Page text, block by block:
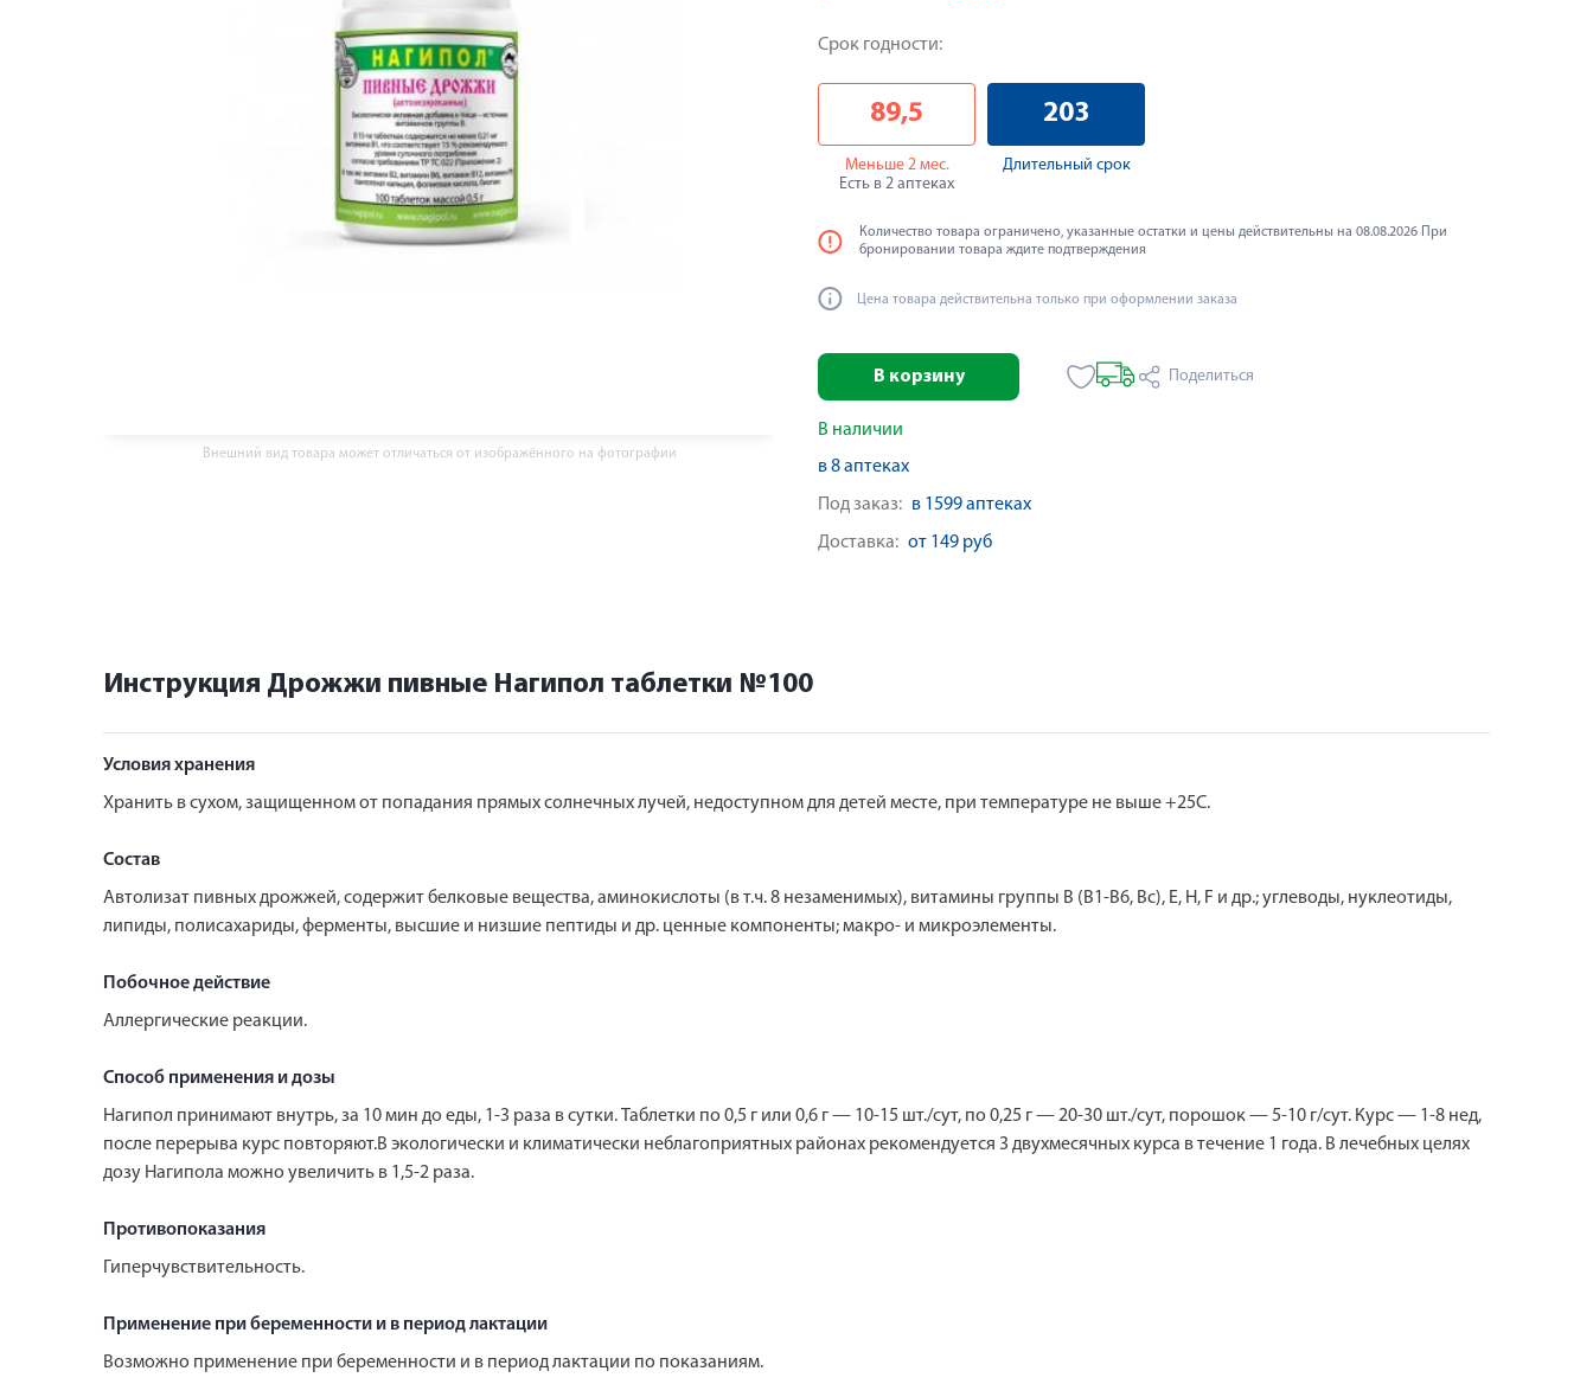
Внешний вид товара может отличаться от изображённого на фотографии
Срок годности:
89,5
Меньше 2 мес.
Есть в 2 аптеках
203
Длительный срок
Количество товара ограничено, указанные остатки и цены действительны на 08.08.2026 При
бронировании товара ждите подтверждения
Цена товара действительна только при оформлении заказа
В корзину Поделиться
В наличии
в 8 аптеках
Под заказ: в 1599 аптеках
Доставка: от 149 руб
Инструкция Дрожжи пивные Нагипол таблетки №100
Условия хранения
Хранить в сухом, защищенном от попадания прямых солнечных лучей, недоступном для детей месте, при температуре не выше +25С.
Состав
Автолизат пивных дрожжей, содержит белковые вещества, аминокислоты (в т.ч. 8 незаменимых), витамины группы B (B1-B6, Bc), E, H, F и др.; углеводы, нуклеотиды,
липиды, полисахариды, ферменты, высшие и низшие пептиды и др. ценные компоненты; макро- и микроэлементы.
Побочное действие
Аллергические реакции.
Способ применения и дозы
Нагипол принимают внутрь, за 10 мин до еды, 1-3 раза в сутки. Таблетки по 0,5 г или 0,6 г — 10-15 шт./сут, по 0,25 г — 20-30 шт./сут, порошок — 5-10 г/сут. Курс — 1-8 нед,
после перерыва курс повторяют.В экологически и климатически неблагоприятных районах рекомендуется 3 двухмесячных курса в течение 1 года. В лечебных целях
дозу Нагипола можно увеличить в 1,5-2 раза.
Противопоказания
Гиперчувствительность.
Применение при беременности и в период лактации
Возможно применение при беременности и в период лактации по показаниям.